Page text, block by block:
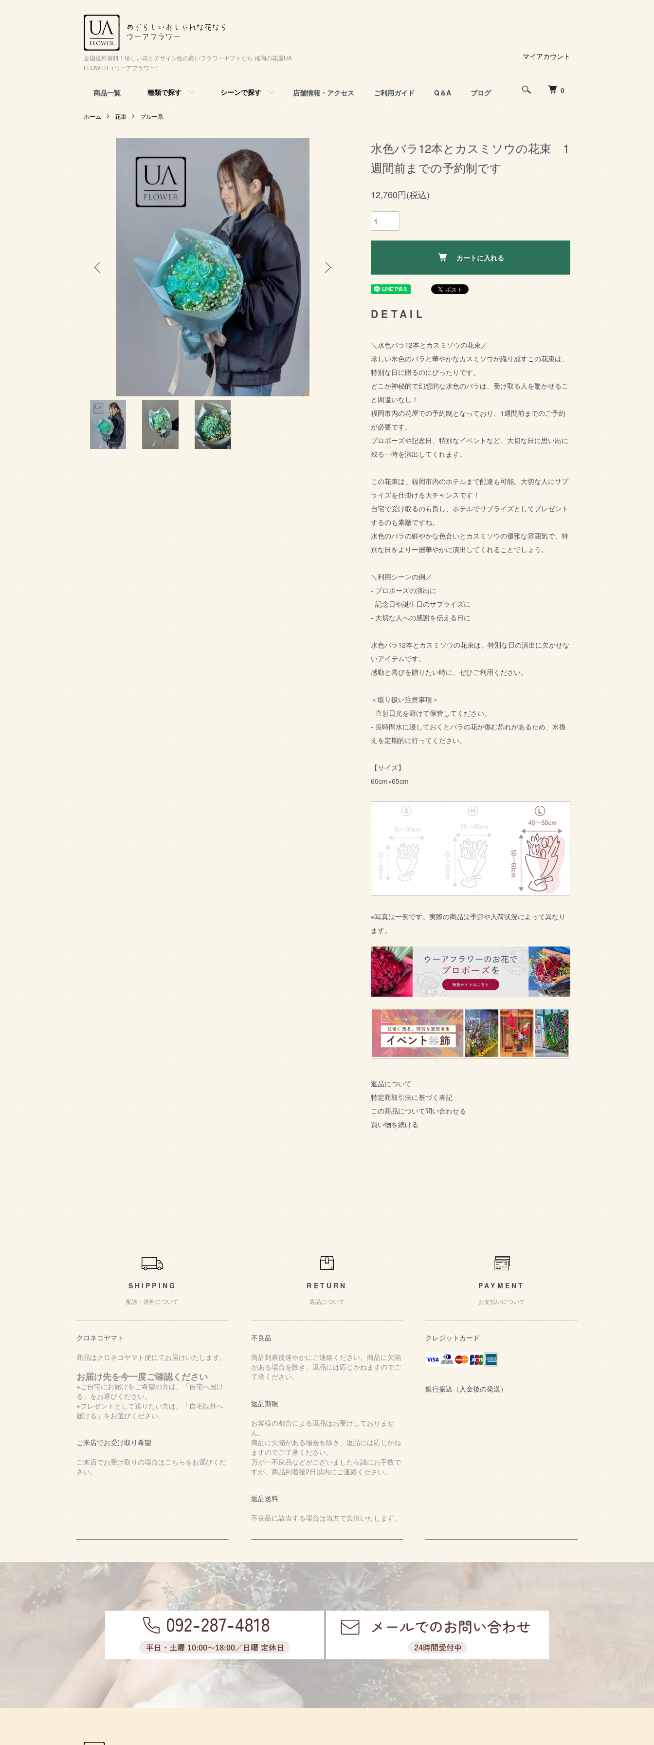
全国送料無料！珍しい花とデザイン性の高いフラワーギフトなら 福岡の花屋UA
FLOWER（ウーアフラワー）
0
商品一覧 種類で探す シーンで探す 店舗情報・アクセス ご利用ガイド Q＆A ブログ
マイアカウント
ホーム 花束 ブルー系
水色バラ12本とカスミソウの花束 1
週間前までの予約制です
12,760円(税込)
カートに入れる
DETAIL
＼水色バラ12本とカスミソウの花束／
珍しい水色のバラと華やかなカスミソウが織り成すこの花束は、
特別な日に贈るのにぴったりです。
どこか神秘的で幻想的な水色のバラは、受け取る人を驚かせるこ
と間違いなし！
福岡市内の花屋での予約制となっており、1週間前までのご予約
が必要です。
プロポーズや記念日、特別なイベントなど、大切な日に思い出に
残る一時を演出してくれます。
この花束は、福岡市内のホテルまで配達も可能。大切な人にサプ
ライズを仕掛ける大チャンスです！
自宅で受け取るのも良し、ホテルでサプライズとしてプレゼント
するのも素敵ですね。
水色のバラの鮮やかな色合いとカスミソウの優雅な雰囲気で、特
別な日をより一層華やかに演出してくれることでしょう。
＼利用シーンの例／
- プロポーズの演出に
- 記念日や誕生日のサプライズに
- 大切な人への感謝を伝える日に
水色バラ12本とカスミソウの花束は、特別な日の演出に欠かせな
いアイテムです。
感動と喜びを贈りたい時に、ぜひご利用ください。
＜取り扱い注意事項＞
- 直射日光を避けて保管してください。
- 長時間水に浸しておくとバラの花が傷む恐れがあるため、水換
えを定期的に行ってください。
【サイズ】
60cm×65cm
※写真は一例です。実際の商品は季節や入荷状況によって異なり
ます。
返品について
特定商取引法に基づく表記
この商品について問い合わせる
買い物を続ける
SHIPPING
配送・送料について
クロネコヤマト
商品はクロネコヤマト便にてお届けいたします。
お届け先を今一度ご確認ください
※ご自宅にお届けをご希望の方は、「自宅へ届け
る」をお選びください。
※プレゼントとして送りたい方は、「自宅以外へ
届ける」をお選びください。
ご来店でお受け取り希望
ご来店でお受け取りの場合はこちらをお選びくだ
さい。
RETURN
返品について
不良品
商品到着後速やかにご連絡ください。商品に欠陥
がある場合を除き、返品には応じかねますのでご
了承ください。
返品期限
お客様の都合による返品はお受けしておりませ
ん。
商品に欠陥がある場合を除き、返品には応じかね
ますのでご了承ください。
万が一不良品などがございましたら誠にお手数で
すが、商品到着後2日以内にご連絡ください。
返品送料
不良品に該当する場合は当方で負担いたします。
PAYMENT
お支払いについて
クレジットカード
銀行振込（入金後の発送）